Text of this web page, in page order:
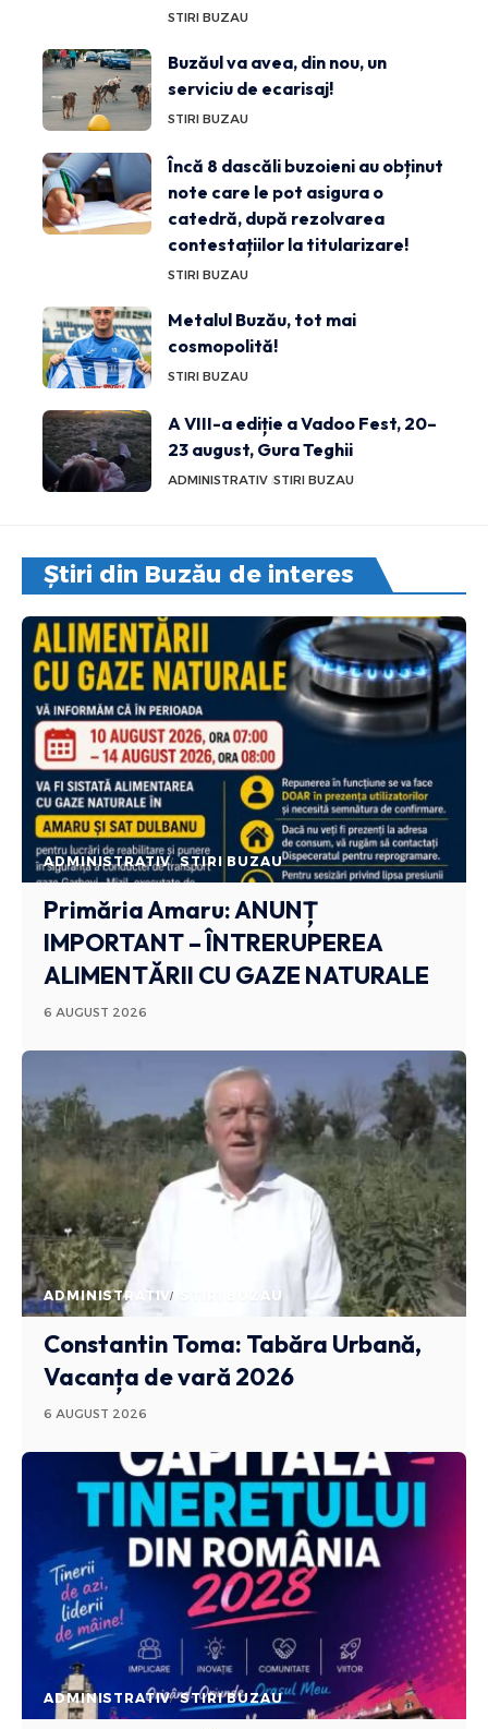
STIRI BUZAU
Buzăul va avea, din nou, un
serviciu de ecarisaj!
STIRI BUZAU
Încă 8 dascăli buzoieni au obținut
note care le pot asigura o
catedră, după rezolvarea
contestațiilor la titularizare!
STIRI BUZAU
Metalul Buzău, tot mai
cosmopolită!
STIRI BUZAU
A VIII-a ediție a Vadoo Fest, 20–
23 august, Gura Teghii
ADMINISTRATIV STIRI BUZAU
Știri din Buzău de interes
ADMINISTRATIV STIRI BUZAU
Primăria Amaru: ANUNȚ
IMPORTANT – ÎNTRERUPEREA
ALIMENTĂRII CU GAZE NATURALE
6 AUGUST 2026
ADMINISTRATIV STIRI BUZAU
Constantin Toma: Tabăra Urbană,
Vacanța de vară 2026
6 AUGUST 2026
ADMINISTRATIV STIRI BUZAU